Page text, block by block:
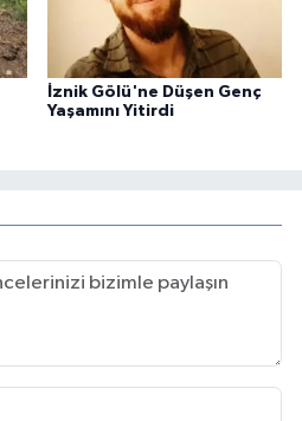
İznik Gölü'ne Düşen Genç
Yaşamını Yitirdi